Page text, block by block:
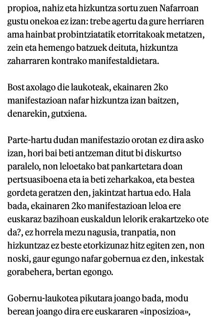
propioa, nahiz eta hizkuntza sortu zuen Nafarroan
gustu onekoa ez izan: trebe agertu da gure herriaren
ama hainbat probintziatatik etorritakoak metatzen,
zein eta hemengo batzuek deituta, hizkuntza
zaharraren kontrako manifestaldietara.
Bost axolago die laukoteak, ekainaren 2ko
manifestazioan nafar hizkuntza izan baitzen,
denarekin, gutxiena.
Parte-hartu dudan manifestazio orotan ez dira asko
izan, hori bai beti antzeman ditut bi diskurtso
paralelo, non leloetako bat pankartetara doan
pertsuasiboena eta ia beti zeharkakoa, eta bestea
gordeta geratzen den, jakintzat hartua edo. Hala
bada, ekainaren 2ko manifestazioan leloa ere
euskaraz bazihoan euskaldun lelorik erakartzeko ote
da?, ez horrela mezu nagusia, tranpatia, non
hizkuntzaz ez beste etorkizunaz hitz egiten zen, non
noski, gaur egungo nafar gobernua ez den, inkestak
gorabehera, bertan egongo.
Gobernu-laukotea pikutara joango bada, modu
berean joango dira ere euskararen «inposizioa»,